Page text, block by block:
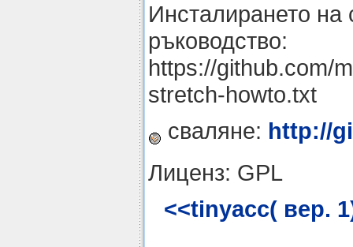
Инсталирането на
ръководство:
https://github.com/
stretch-howto.txt
сваляне: http://
Лиценз: GPL
<<tinyacc( вер.